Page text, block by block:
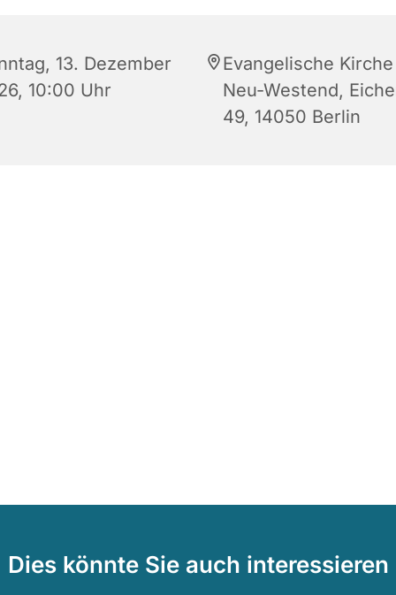
13. Dezember
10:00 Uhr
Evangelische Kirche
Neu-Westend,
49, 14050 Berlin
Dies könnte Sie auch interessieren